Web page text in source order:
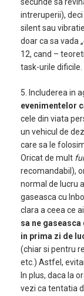
intreruperii),
silent sau
doar ca sa vada
12, cand –
task-urile dificile.
5. Includerea in
evenimentelor
cele din viata
un vehicul de
care sa le
Oricat de mult
recomandabil),
normal de lucru
gaseasca cu
clara a ceea ce
sa ne
in prima zi de
(chiar si pentru
etc.) Astfel,
In plus, daca la
vezi ca tentatia